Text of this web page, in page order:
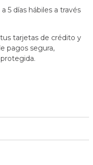
5 días hábiles a través
tarjetas de crédito y
pagos segura,